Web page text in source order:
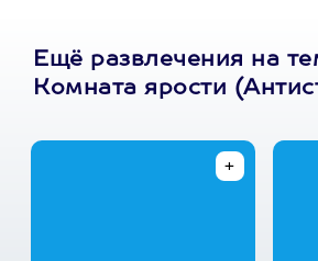
Ещё развлечения на
Комната ярости